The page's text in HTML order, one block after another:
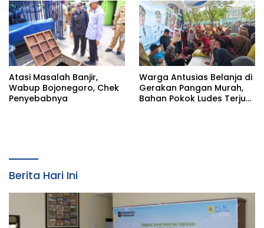
Saat Konfirmasi
Atasi Masalah Banjir,
Wabup Bojonegoro, Chek
Penyebabnya
Warga Antusias Belanja di
Gerakan Pangan Murah,
Bahan Pokok Ludes Terjual
Berita Hari Ini